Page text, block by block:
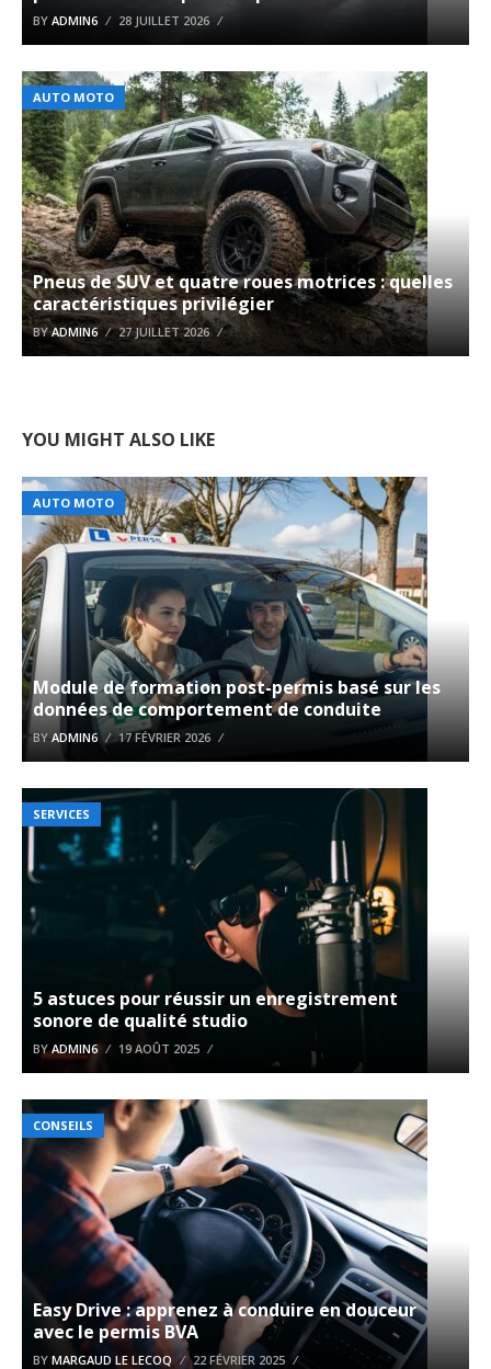
BY ADMIN6 28 JUILLET 2026
AUTO MOTO
Pneus de SUV et quatre roues motrices : quelles
caractéristiques privilégier
BYADMIN6 27 JUILLET 2026
YOU MIGHT ALSO LIKE
AUTO MOTO
Module de formation post-permis basé sur les
données de comportement de conduite
BYADMIN6 17 FÉVRIER 2026
SERVICES
5 astuces pour réussir un enregistrement
sonore de qualité studio
BYADMIN6 19 AOÛT 2025
CONSEILS
Easy Drive : apprenez à conduire en douceur
avec le permis BVA
BY MARGAUD LE LECOQ 22 FÉVRIER 2025